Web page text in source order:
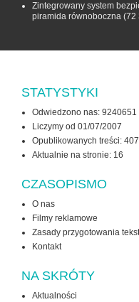
Zintegrowany system
piramida równoboczna (72
STATYSTYKI
Odwiedzono nas: 9240651
Liczymy od 01/07/2007
Opublikowanych treści:
Aktualnie na stronie: 16
CZASOPISMO
O nas
Filmy reklamowe
Zasady przygotowania
Kontakt
NA SKRÓTY
Aktualności